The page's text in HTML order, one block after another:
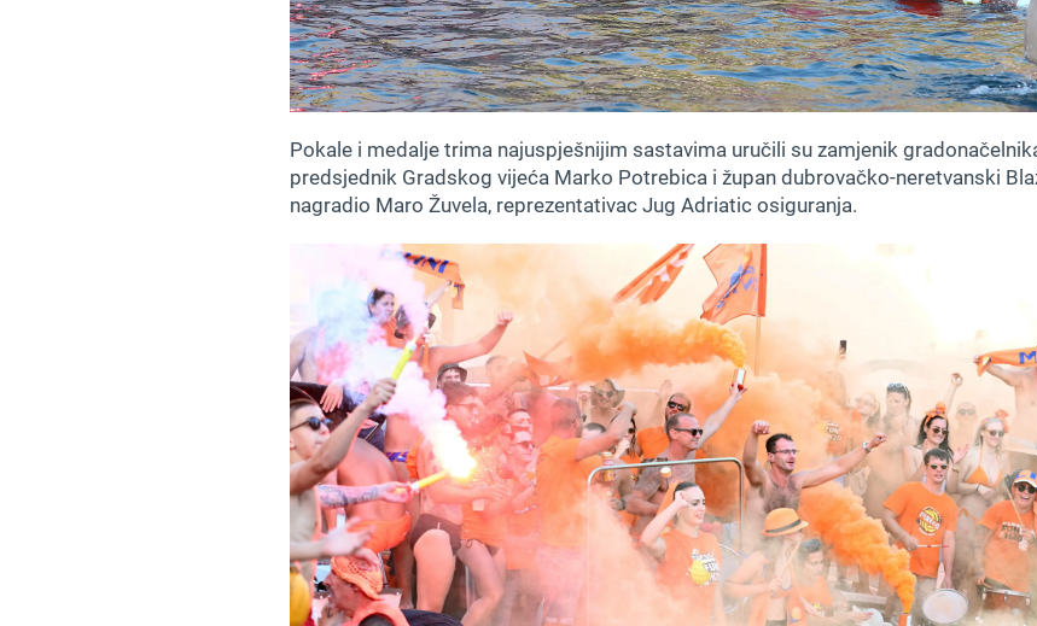
Pokale i medalje trima najuspješnijim sastavima uručili su zamjenik
predsjednik Gradskog vijeća Marko Potrebica i župan dubrovačko-neretvanski
nagradio Maro Žuvela, reprezentativac Jug Adriatic osiguranja.